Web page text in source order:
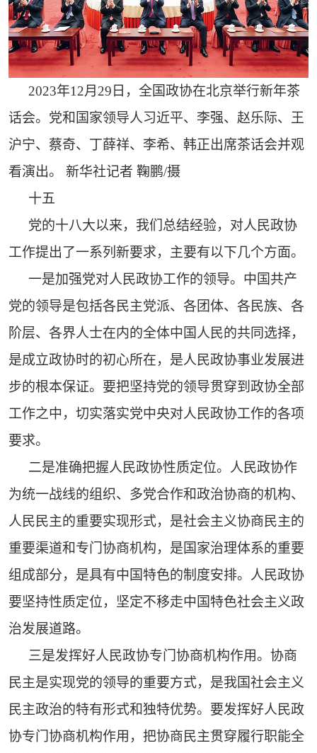
2023年12月29日，全国政协在北京举行新年茶
话会。党和国家领导人习近平、李强、赵乐际、王
沪宁、蔡奇、丁薛祥、李希、韩正出席茶话会并观
看演出。 新华社记者 鞠鹏/摄
十五
党的十八大以来，我们总结经验，对人民政协
工作提出了一系列新要求，主要有以下几个方面。
一是加强党对人民政协工作的领导。中国共产
党的领导是包括各民主党派、各团体、各民族、各
阶层、各界人士在内的全体中国人民的共同选择，
是成立政协时的初心所在，是人民政协事业发展进
步的根本保证。要把坚持党的领导贯穿到政协全部
工作之中，切实落实党中央对人民政协工作的各项
要求。
二是准确把握人民政协性质定位。人民政协作
为统一战线的组织、多党合作和政治协商的机构、
人民民主的重要实现形式，是社会主义协商民主的
重要渠道和专门协商机构，是国家治理体系的重要
组成部分，是具有中国特色的制度安排。人民政协
要坚持性质定位，坚定不移走中国特色社会主义政
治发展道路。
三是发挥好人民政协专门协商机构作用。协商
民主是实现党的领导的重要方式，是我国社会主义
民主政治的特有形式和独特优势。要发挥好人民政
协专门协商机构作用，把协商民主贯穿履行职能全